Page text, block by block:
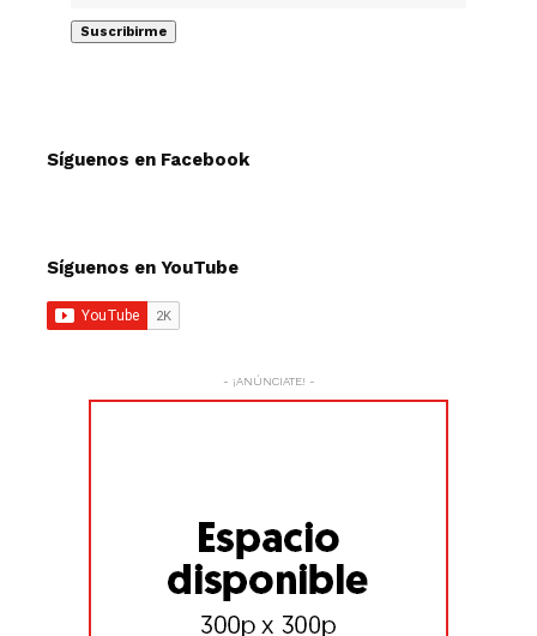
Síguenos en Facebook
Síguenos en YouTube
- ¡ANÚNCIATE! -